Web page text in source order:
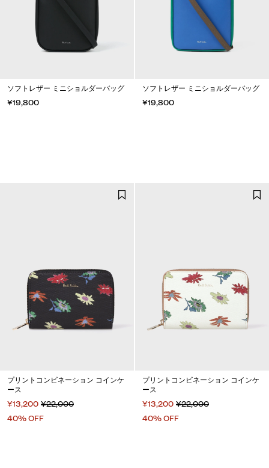
ソフトレザー ミニショルダーバッグ
¥19,800
ソフトレザー ミニショルダーバッグ
¥19,800
プリントコンビネーション コインケ
ース
¥13,200 ¥22,000
40% OFF
プリントコンビネーション コインケ
ース
¥13,200 ¥22,000
40% OFF